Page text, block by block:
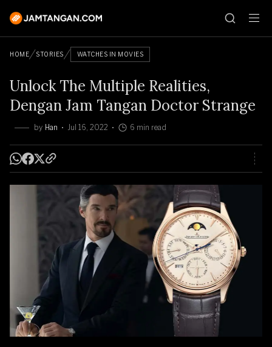
HOME STORIES WATCHES IN MOVIES
Unlock The Multiple Realities,
Dengan Jam Tangan Doctor Strange
by Han Jul 16, 2022 6 min read